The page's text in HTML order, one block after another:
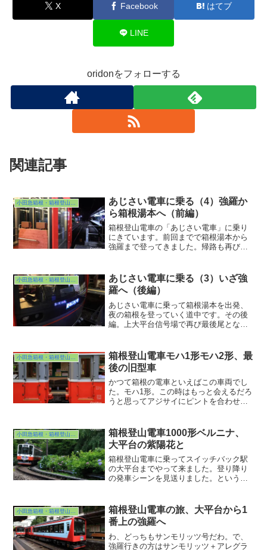
X Facebook はてブ
LINE
oridonをフォローする
関連記事
小田急箱根・箱根登山電車
あじさい電車に乗る（4）強羅か
ら箱根湯本へ（前編）
箱根登山電車の「あじさい電車」に乗り
にきています。前回までで箱根湯本から
強羅まで登ってきました。帰路も再びあ
ここから出るのかな？と様子を見に行っ
たら・・・慌ただしく１番線から２番線
に入れ替え中でした。
小田急箱根・箱根登山電車
あじさい電車に乗る（3）いざ強
羅へ（後編）
あじさい電車に乗って箱根湯本を出発、
夜の箱根を登っていく道中です。その後
編。上大平台信号場で再び最後尾とな
車駅・宮ノ下に到着。C号車方のあじさい
密集ポイントにまぁ人が集まる集まる。
トイレも激混み。
箱根登山電車モハ1形モハ2形、最
後の旧型車
かつて箱根の電車といえばこの車両でし
た。モハ1形。この時はもっと会えるだろ
うと思ってアジサイにピントを合わせて
車のモハ2形の３両編成でした。モハ1形
はロングシートで、モハ2形はクロスシー
トでした。
小田急箱根・箱根登山電車
箱根登山電車1000形ベルニナ、
大平台の紫陽花と
箱根登山電車に乗ってスイッチバック駅
の大平台までやって来ました。登り降り
の発車シーンを見送りました。というわ
ぼうぼうの細道を行くことわずか１〜２
分、目的地である踏切にやって来まし
た。遮断機も警報機もない第４種踏切。
小田急箱根・箱根登山電車
箱根登山電車の旅、大平台から1
番上の強羅へ
わ、どっちもサンモリッツ号だわ。で、
強羅行きの方はサンモリッツ＋アレグラ